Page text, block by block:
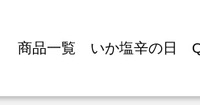
商品一覧 いか塩辛の日